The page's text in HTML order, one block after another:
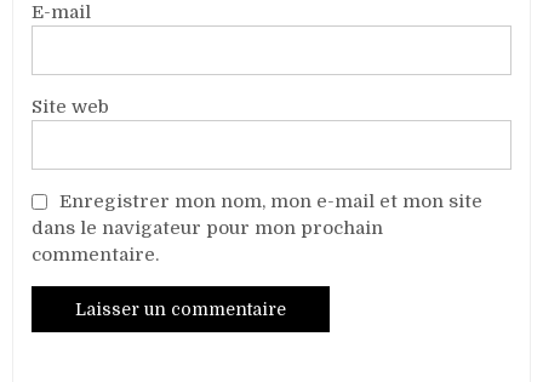
E-mail
Site web
Enregistrer mon nom, mon e-mail et mon site
dans le navigateur pour mon prochain
commentaire.